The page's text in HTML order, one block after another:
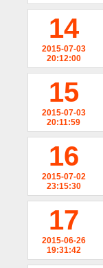
14
2015-07-03
20:12:00
15
2015-07-03
20:11:59
16
2015-07-02
23:15:30
17
2015-06-26
19:31:42